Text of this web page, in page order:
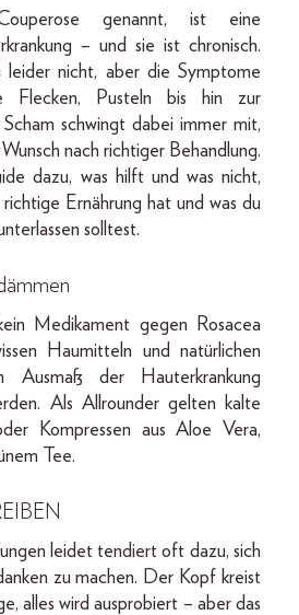
genannt, ist eine
– und sie ist chronisch.
leider nicht, aber die Symptome
Flecken, Pusteln bis hin zur
schwingt dabei immer mit,
nach richtiger Behandlung.
dazu, was hilft und was nicht,
Ernährung hat und was du
solltest.
Medikament gegen Rosacea
Haumitteln und natürlichen
Ausmaß der Hauterkrankung
Als Allrounder gelten kalte
Kompressen aus Aloe Vera,
Tee.
leidet tendiert oft dazu, sich
zu machen. Der Kopf kreist
alles wird ausprobiert – aber das